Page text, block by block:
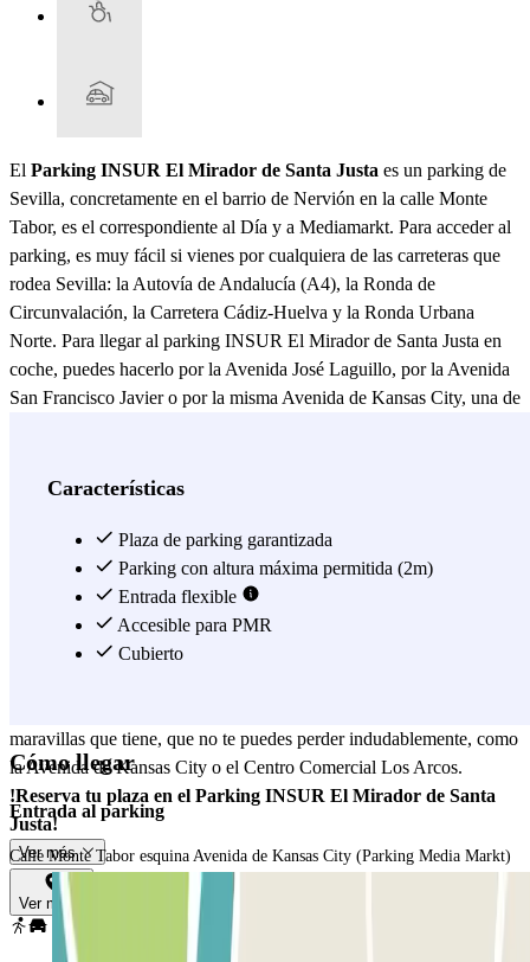
El Parking INSUR El Mirador de Santa Justa es un parking de
Sevilla, concretamente en el barrio de Nervión en la calle Monte
Tabor, es el correspondiente al Día y a Mediamarkt. Para acceder al
parking, es muy fácil si vienes por cualquiera de las carreteras que
rodea Sevilla: la Autovía de Andalucía (A4), la Ronda de
Circunvalación, la Carretera Cádiz-Huelva y la Ronda Urbana
Norte. Para llegar al parking INSUR El Mirador de Santa Justa en
coche, puedes hacerlo por la Avenida José Laguillo, por la Avenida
San Francisco Javier o por la misma Avenida de Kansas City, una de
seas, no te puedes ir sin vivir un partido en el Ramón Sánchez
aparcar cerca del estadio. Ahora ya puedes visitar Sevilla sin
preocuparte por tu coche, ya que puedes llegar desde este parking a
la estación de RENFE de Santa Justa en muy poco tiempo. Aquí
podrás viajar hasta el lugar que más rabia te dé, con los trenes de
larga y media distancia, como las líneas de cercanías que recorren
maravillas que tiene, que no te puedes perder indudablemente, como
la Avenida de Kansas City o el Centro Comercial Los Arcos.
!Reserva tu plaza en el Parking INSUR El Mirador de Santa
Justa!
Ver más
Características
Plaza de parking garantizada
Parking con altura máxima permitida (2m)
Entrada flexible
Accesible para PMR
Cubierto
Cómo llegar
Entrada al parking
Calle Monte Tabor esquina Avenida de Kansas City (Parking Media Markt)
Ver mapa